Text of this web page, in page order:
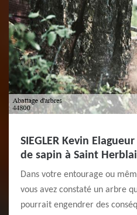
SIEGLER Kevin
de sapin à Saint
Dans votre entourage ou
vous avez constaté un arbre
pourrait engendrer des